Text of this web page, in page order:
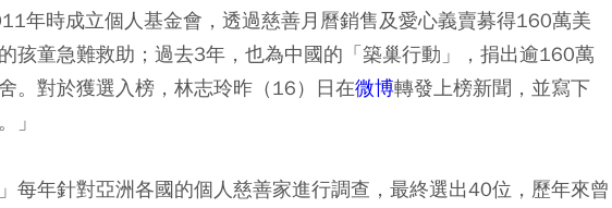
年時成立個人基金會，透過慈善月曆銷售及愛心義賣募得160萬美
孩童急難救助；過去3年，也為中國的「築巢行動」，捐出逾160萬
。對於獲選入榜，林志玲昨（16）日在微博轉發上榜新聞，並寫下
」
每年針對亞洲各國的個人慈善家進行調查，最終選出40位，歷年來曾